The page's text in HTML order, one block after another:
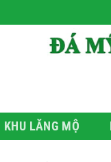
KHU LĂNG MỘ